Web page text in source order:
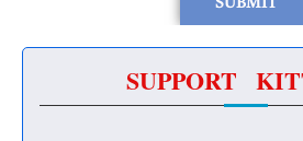
SUPPORT